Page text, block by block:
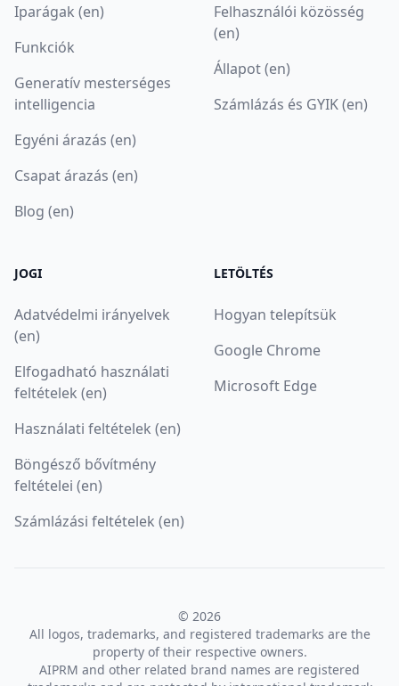
Iparágak (en)
Funkciók
Generatív mesterséges
intelligencia
Egyéni árazás (en)
Csapat árazás (en)
Blog (en)
Felhasználói közösség
(en)
Állapot (en)
Számlázás és GYIK (en)
JOGI
Adatvédelmi irányelvek
(en)
Elfogadható használati
feltételek (en)
Használati feltételek (en)
Böngésző bővítmény
feltételei (en)
Számlázási feltételek (en)
LETÖLTÉS
Hogyan telepítsük
Google Chrome
Microsoft Edge
© 2026
All logos, trademarks, and registered trademarks are the
property of their respective owners.
AIPRM and other related brand names are registered